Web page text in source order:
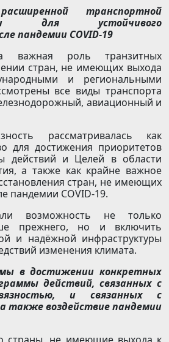
транспортной
для устойчивого
пандемии COVID-19
важная роль транзитных
стран, не имеющих выхода
и региональными
все виды транспорта
авиационный и
рассматривалась как
для достижения приоритетов
действий и Целей в области
а также как крайне важное
стран, не имеющих
пандемии COVID-19.
возможность не только
прежнего, но и включить
и надёжной инфраструктуры
изменения климата.
в достижении конкретных
действий, связанных с
и связанных с
также воздействие пандемии